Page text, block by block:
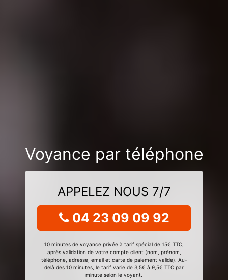
Voyance par téléphone
APPELEZ NOUS 7/7
04 23 09 09 92
10 minutes de voyance privée à tarif spécial de 15€ TTC,
après validation de votre compte client (nom, prénom,
téléphone, adresse, email et carte de paiement valide). Au-
delà des 10 minutes, le tarif varie de 3,5€ à 9,5€ TTC par
minute selon le voyant.